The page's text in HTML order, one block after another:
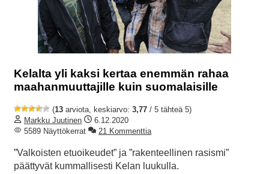
Kelalta yli kaksi kertaa enemmän rahaa
maahanmuuttajille kuin suomalaisille
(13 arviota, keskiarvo: 3,77 / 5 tähteä 5)
Markku Juutinen
6.12.2020
5589 Näyttökerrat
21 Kommenttia
”Valkoisten etuoikeudet” ja ”rakenteellinen rasismi”
päättyvät kummallisesti Kelan luukulla.